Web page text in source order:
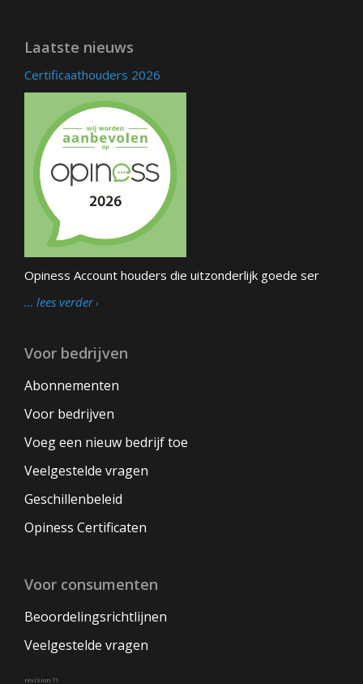
Laatste nieuws
Certificaathouders 2026
Opiness Account houders die uitzonderlijk goede ser
… lees verder
Voor bedrijven
Abonnementen
Voor bedrijven
Voeg een nieuw bedrijf toe
Veelgestelde vragen
Geschillenbeleid
Opiness Certificaten
Voor consumenten
Beoordelingsrichtlijnen
Veelgestelde vragen
revision 71